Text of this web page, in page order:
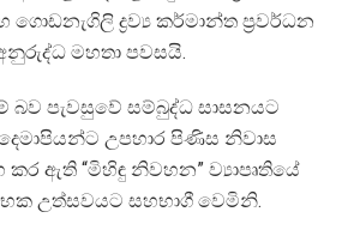
ගොඩනැගිලි ද්‍රව්‍ය කර්මාන්ත ප්‍රවර්ධන
මහතා පවසයි.
බව පැවසුවේ සම්බුද්ධ සාසනයට
උපහාර පිණිස නිවාස
කර ඇති “මිහිඳු නිවහන” ව්‍යාපෘතියේ
උත්සවයට සහභාගී වෙමිනි.